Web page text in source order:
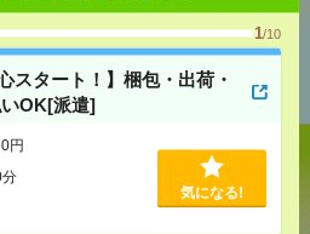
1/10
スタート！】梱包・出荷・
OK[派遣]
円
気になる!
歴からの
め
ト！】梱包・出荷・仕分け